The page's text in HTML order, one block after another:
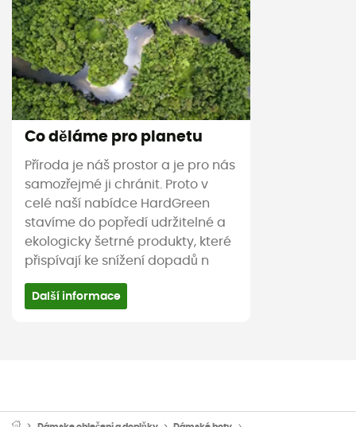
Co děláme pro planetu
Příroda je náš prostor a je pro nás
samozřejmé ji chránit. Proto v
celé naší nabídce HardGreen
stavíme do popředí udržitelné a
ekologicky šetrné produkty, které
přispívají ke snížení dopadů n
Další informace